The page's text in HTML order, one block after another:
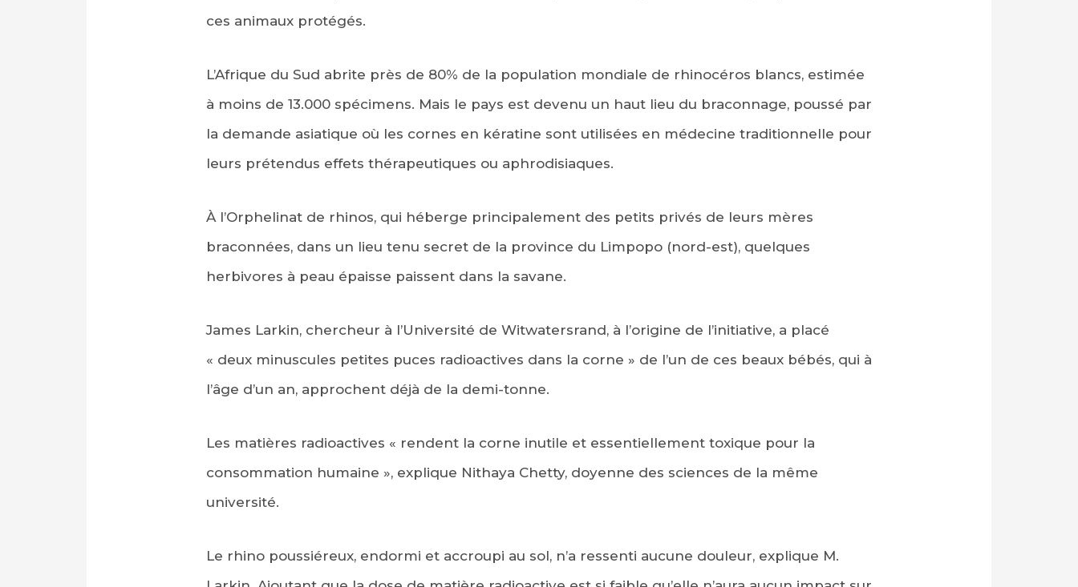
ces animaux protégés.
L’Afrique du Sud abrite près de 80% de la population mondiale de rhinocéros blancs, estimée
à moins de 13.000 spécimens. Mais le pays est devenu un haut lieu du braconnage, poussé par
la demande asiatique où les cornes en kératine sont utilisées en médecine traditionnelle pour
leurs prétendus effets thérapeutiques ou aphrodisiaques.
À l’Orphelinat de rhinos, qui héberge principalement des petits privés de leurs mères
braconnées, dans un lieu tenu secret de la province du Limpopo (nord-est), quelques
herbivores à peau épaisse paissent dans la savane.
James Larkin, chercheur à l’Université de Witwatersrand, à l’origine de l’initiative, a placé
« deux minuscules petites puces radioactives dans la corne » de l’un de ces beaux bébés, qui à
l’âge d’un an, approchent déjà de la demi-tonne.
Les matières radioactives « rendent la corne inutile et essentiellement toxique pour la
consommation humaine », explique Nithaya Chetty, doyenne des sciences de la même
université.
Le rhino poussiéreux, endormi et accroupi au sol, n’a ressenti aucune douleur, explique M.